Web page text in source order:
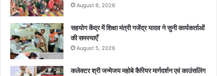
August 6, 2026
सहयोग केंद्र में शिक्षा मंत्री गजेंद्र यादव ने सुनी कार्यकर्ताओं
की समस्याएँ
August 5, 2026
कलेक्टर श्री जन्मेजय महोबे कैरियर मार्गदर्शन एवं काउंसलिंग